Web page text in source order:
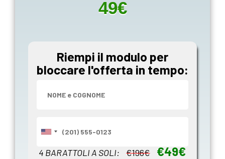
49€
Riempi il modulo per
bloccare l'offerta in tempo:
4 BARATTOLI A SOLI: €196€ €49€